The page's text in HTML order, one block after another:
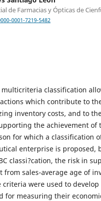
de Farmacias y Ópticas de
0001-7219-5482
multicriteria classification
which contribute to
inventory costs, and to
the achievement of
for which a classification
enterprise is proposed,
classi?cation, the risk in
from sales-average age of
were used to
for measuring their